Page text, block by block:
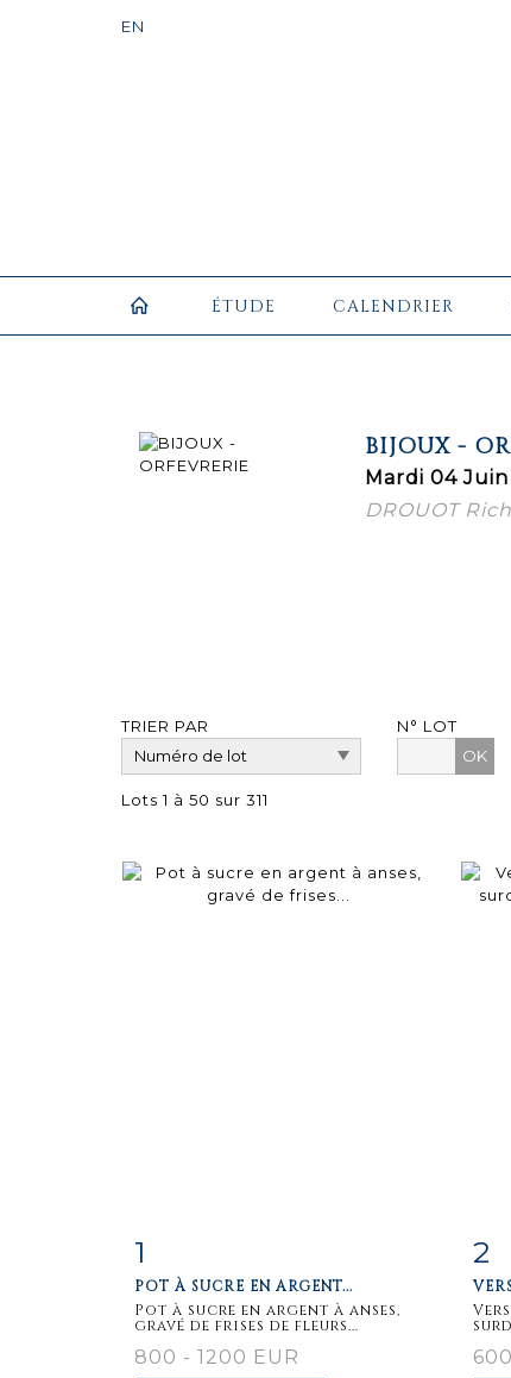
ÉTUDE CALENDRIER
BIJOUX -
Mardi 04 Juin
DROUOT
TRIER PAR
N° LOT
OK
Lots 1 à 50 sur 311
détaillée
1
POT À SUCRE EN ARGENT...
Pot à sucre en argent à anses,
gravé de frises de fleurs...
800 - 1200 EUR
2